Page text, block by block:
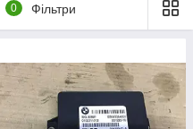
0 Фільтри